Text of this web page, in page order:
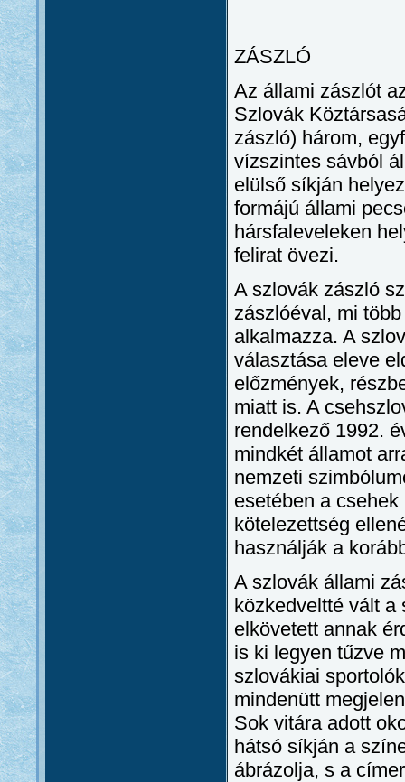
ZÁSZLÓ
Az állami zászlót
Szlovák
zászló) három,
vízszintes sávból
elülső síkján
formájú állami
hársfaleveleken
felirat övezi.
A szlovák zászló
zászlóéval, mi
alkalmazza. A
választása eleve
előzmények,
miatt is. A
rendelkező 1992.
mindkét államot
nemzeti
esetében a
kötelezettség
használják a
A szlovák állami
közkedveltté vált a
elkövetett annak
is ki legyen tűzve
szlovákiai
mindenütt
Sok vitára adott
hátsó síkján a
ábrázolja, s a